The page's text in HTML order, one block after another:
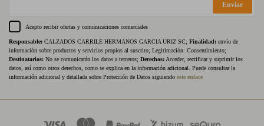
Enviar
Acepto recibir ofertas y comunicaciones comerciales
Responsable: CALZADOS CARRILE HERMANOS GARCIA URIZ SC; Finalidad: envío de
información sobre productos y servicios propios al suscrito; Legitimación: Consentimiento;
Destinatarios: No se comunicarán los datos a terceros; Derechos: Acceder, rectificar y suprimir los
datos, así como otros derechos, como se explica en la información adicional. Puede consultar la
información adicional y detallada sobre Protección de Datos siguiendo este enlace